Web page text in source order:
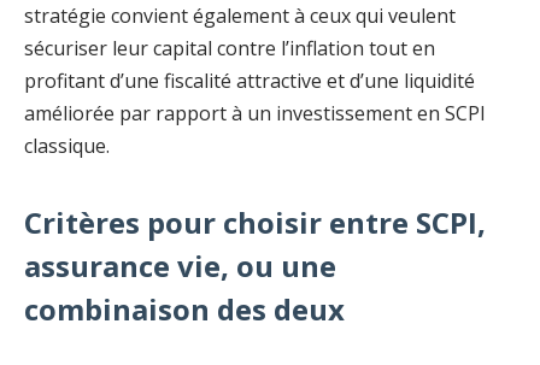
stratégie convient également à ceux qui veulent
sécuriser leur capital contre l’inflation tout en
profitant d’une fiscalité attractive et d’une liquidité
améliorée par rapport à un investissement en SCPI
classique.
Critères pour choisir entre SCPI,
assurance vie, ou une
combinaison des deux